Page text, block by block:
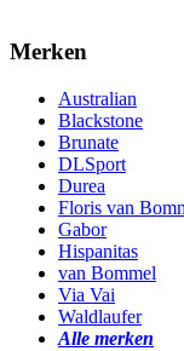
Merken
Australian
Blackstone
Brunate
DLSport
Durea
Floris van
Gabor
Hispanitas
van Bommel
Via Vai
Waldlaufer
Alle merken